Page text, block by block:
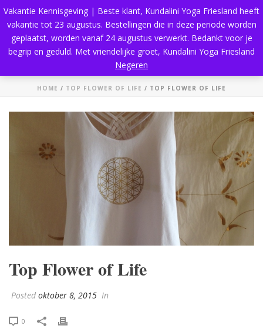
Top Flower of Life
HOME / TOP FLOWER OF LIFE / TOP FLOWER OF LIFE
Top Flower of Life
Posted oktober 8, 2015 In
0
Vakantie Kennisgeving | Beste klant, Kundalini Yoga Friesland heeft
vakantie tot 23 augustus. Bestellingen die in deze periode worden
geplaatst, worden vanaf 24 augustus verwerkt. Bedankt voor je
begrip en geduld. Met vriendelijke groet, Kundalini Yoga Friesland
Negeren